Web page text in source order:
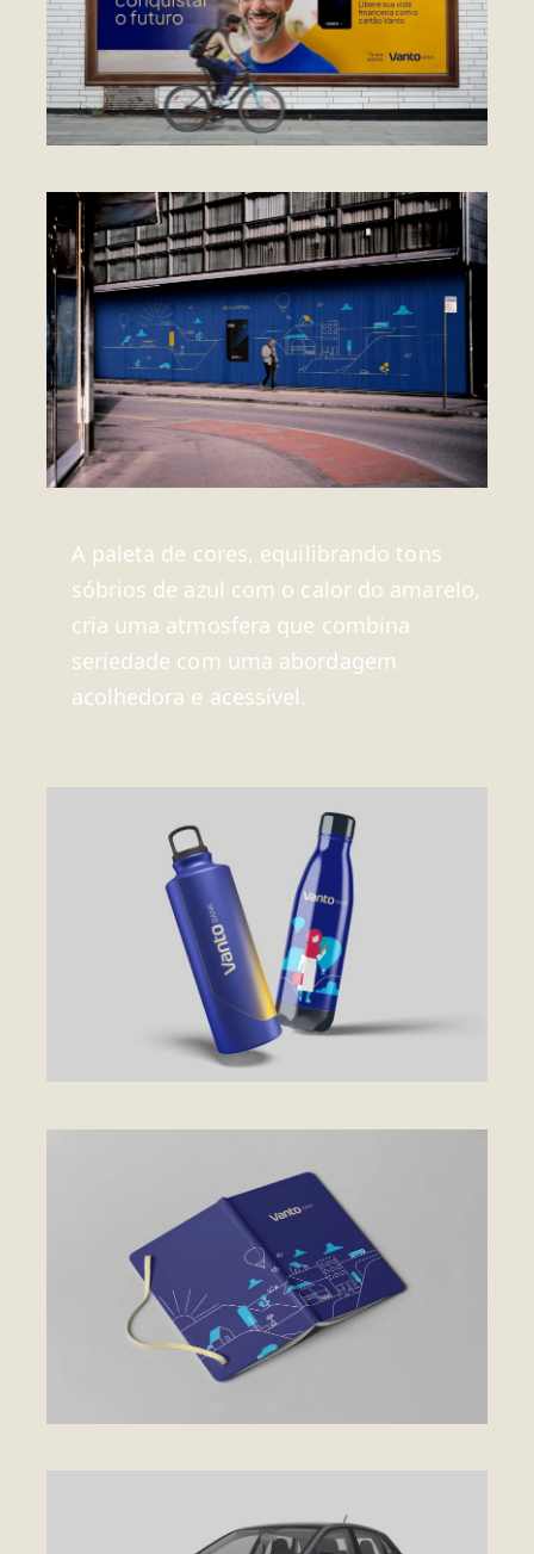
A paleta de cores, equilibrando tons
sóbrios de azul com o calor do amarelo,
cria uma atmosfera que combina
seriedade com uma abordagem
acolhedora e acessível.